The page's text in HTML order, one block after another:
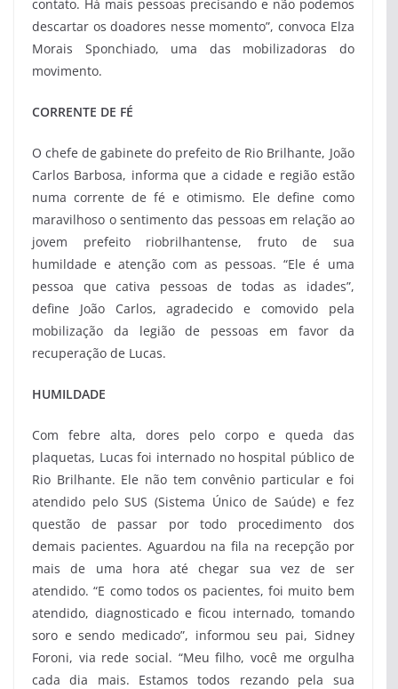
contato. Há mais pessoas precisando e não podemos
descartar os doadores nesse momento”, convoca Elza
Morais Sponchiado, uma das mobilizadoras do
movimento.
CORRENTE DE FÉ
O chefe de gabinete do prefeito de Rio Brilhante, João
Carlos Barbosa, informa que a cidade e região estão
numa corrente de fé e otimismo. Ele define como
maravilhoso o sentimento das pessoas em relação ao
jovem prefeito riobrilhantense, fruto de sua
humildade e atenção com as pessoas. “Ele é uma
pessoa que cativa pessoas de todas as idades”,
define João Carlos, agradecido e comovido pela
mobilização da legião de pessoas em favor da
recuperação de Lucas.
HUMILDADE
Com febre alta, dores pelo corpo e queda das
plaquetas, Lucas foi internado no hospital público de
Rio Brilhante. Ele não tem convênio particular e foi
atendido pelo SUS (Sistema Único de Saúde) e fez
questão de passar por todo procedimento dos
demais pacientes. Aguardou na fila na recepção por
mais de uma hora até chegar sua vez de ser
atendido. “E como todos os pacientes, foi muito bem
atendido, diagnosticado e ficou internado, tomando
soro e sendo medicado”, informou seu pai, Sidney
Foroni, via rede social. “Meu filho, você me orgulha
cada dia mais. Estamos todos rezando pela sua